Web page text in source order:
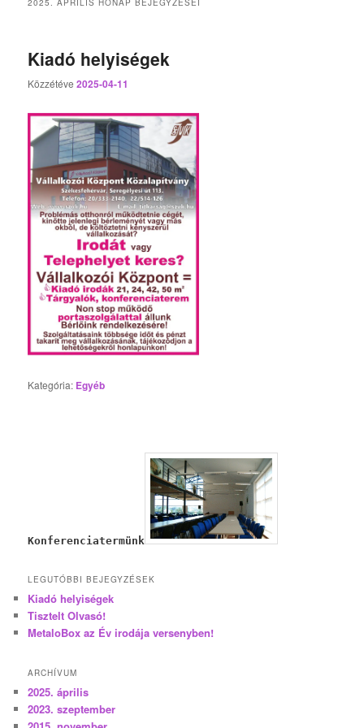
2025. ÁPRILIS HÓNAP BEJEGYZÉSEI
Kiadó helyiségek
Közzétéve2025-04-11
Kategória: Egyéb
Konferenciatermünk
LEGUTÓBBI BEJEGYZÉSEK
Kiadó helyiségek
Tisztelt Olvasó!
MetaloBox az Év irodája versenyben!
ARCHÍVUM
2025. április
2023. szeptember